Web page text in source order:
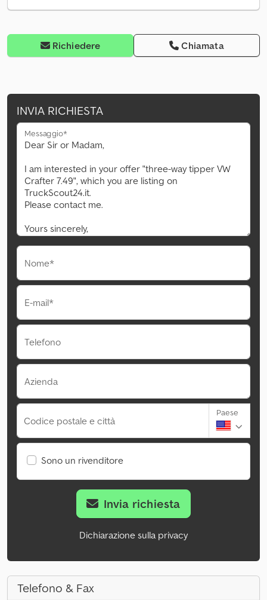
Richiedere Chiamata
INVIA RICHIESTA
Messaggio*
Nome*
E-mail*
Telefono
Azienda
Codice postale e città
Paese
Sono un rivenditore
Invia richiesta
Dichiarazione sulla privacy
Telefono & Fax